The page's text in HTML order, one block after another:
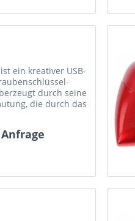
ein kreativer USB-
durch seine
die durch das
oder Branchen